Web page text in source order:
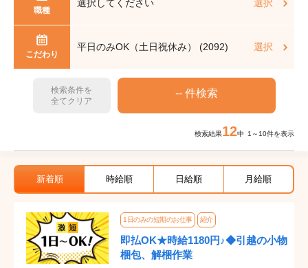
職種
選択してください 選択
こだわり
平日のみOK（土日祝休み） (2092) 選択
検索条件を
全てクリア
検索結果12中 1～10件を表示
新着順 時給順 日給順 月給順
1日のみの短期のお仕事 紹介
即払OK★時給1180円♪◆引越の小物
梱包、解梱作業